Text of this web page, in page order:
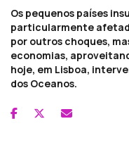
Os pequenos países
particularmente
por outros choques,
economias,
hoje, em Lisboa,
dos Oceanos.